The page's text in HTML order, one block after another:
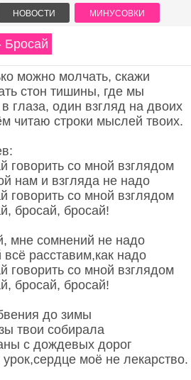
Бросай
можно молчать, скажи
стон тишины, где мы
в глаза, один взгляд на двоих
читаю строки мыслей твоих.
говорить со мной взглядом
нам и взгляда не надо
говорить со мной взглядом
бросай, бросай!
мне сомнений не надо
расставим,как надо
говорить со мной взглядом
бросай, бросай!
до зимы
твои собирала
с дождевых дорог
моё не лекарство.
НОВОСТИ МИНУСОВКИ